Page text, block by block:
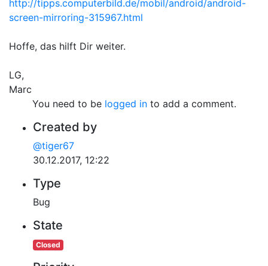
http://tipps.computerbild.de/mobil/android/android-
screen-mirroring-315967.html
Hoffe, das hilft Dir weiter.
LG,
Marc
You need to be logged into add a comment.
Created by
@tiger67
30.12.2017, 12:22
Type
Bug
State
Closed